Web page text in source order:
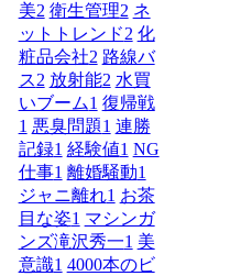
美2 衛生管理2 ネ
ットトレンド2 化
粧品会社2 路線バ
ス2 放射能2 水買
いブーム1 復帰戦
1 悪臭問題1 連勝
記録1 経験値1 NG
仕事1 離婚騒動1
ジャニ離れ1 お茶
目な姿1 マシンガ
ンズ滝沢秀一1 美
意識1 4000本のビ